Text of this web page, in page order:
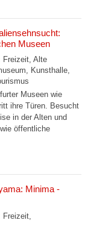
Museen
Freizeit, Alte
Kunsthalle,
Museen wie
ihre Türen. Besucht
in der Alten und
öffentliche
Minima -
Freizeit,